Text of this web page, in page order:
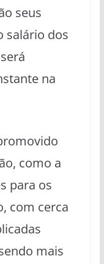
seus
salário dos
na
como a
para os
com cerca
mais